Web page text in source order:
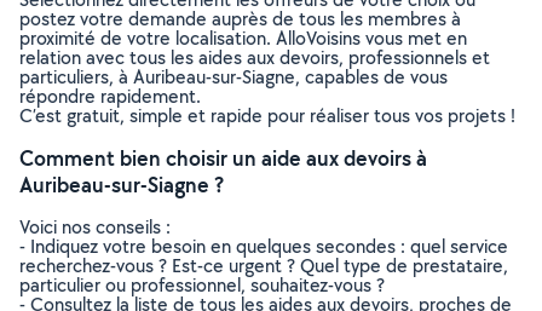
postez votre demande auprès de tous les membres à
proximité de votre localisation. AlloVoisins vous met en
relation avec tous les aides aux devoirs, professionnels et
particuliers, à Auribeau-sur-Siagne, capables de vous
répondre rapidement.
C’est gratuit, simple et rapide pour réaliser tous vos projets !
Comment bien choisir un aide aux devoirs à
Auribeau-sur-Siagne ?
Voici nos conseils :
- Indiquez votre besoin en quelques secondes : quel service
recherchez-vous ? Est-ce urgent ? Quel type de prestataire,
particulier ou professionnel, souhaitez-vous ?
- Consultez la liste de tous les aides aux devoirs, proches de